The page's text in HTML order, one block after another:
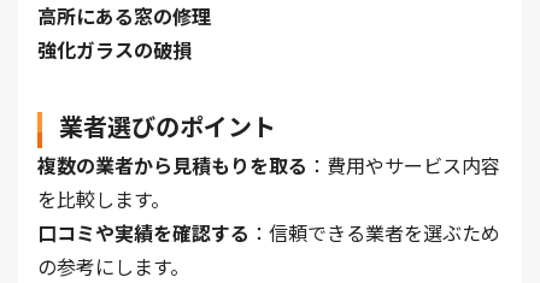
高所にある窓の修理
強化ガラスの破損
業者選びのポイント
複数の業者から見積もりを取る ：費用やサービス内容
を比較します。
口コミや実績を確認する ：信頼できる業者を選ぶため
の参考にします。